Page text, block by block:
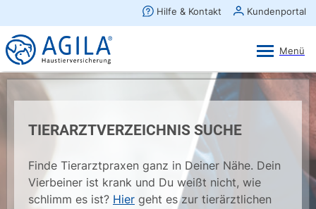
TIERARZTVERZEICHNIS SUCHE
Finde Tierarztpraxen ganz in Deiner Nähe. Dein
Vierbeiner ist krank und Du weißt nicht, wie
schlimm es ist? Hier geht es zur tierärztlichen
×
AGILA Kunden-App
Gratis - Im Play Store laden
Ansehen